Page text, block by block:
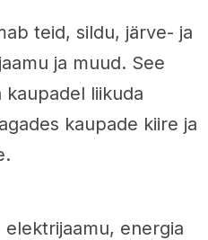
teid, sildu, järve- ja
ja muud. See
kaupadel liikuda
kaupade kiire ja
energia